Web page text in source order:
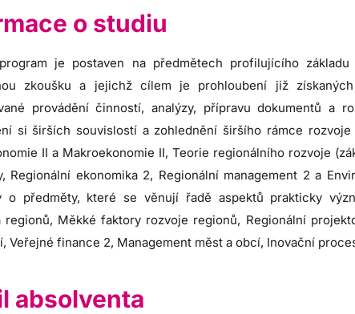
o studiu
je postaven na předmětech profilujícího
zkoušku a jejichž cílem je prohloubení již
provádění činností, analýzy, přípravu dokumentů a
si širších souvislostí a zohlednění širšího rámce
II a Makroekonomie II, Teorie regionálního rozvoje
Regionální ekonomika 2, Regionální management 2 a
o předměty, které se věnují řadě aspektů prakticky
regionů, Měkké faktory rozvoje regionů, Regionální
Veřejné finance 2, Management měst a obcí, Inovační
absolventa